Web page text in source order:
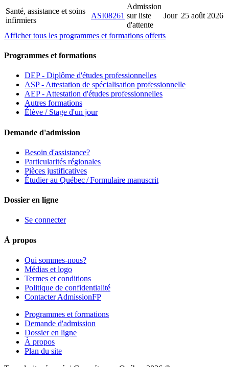
Santé, assistance et soins
infirmiers
ASI08261
Admission
sur liste
d'attente
Jour 25 août 2026
Afficher tous les programmes et formations offerts
Programmes et formations
DEP - Diplôme d'études professionnelles
ASP - Attestation de spécialisation professionnelle
AEP - Attestation d'études professionnelles
Autres formations
Élève / Stage d'un jour
Demande d'admission
Besoin d'assistance?
Particularités régionales
Pièces justificatives
Étudier au Québec / Formulaire manuscrit
Dossier en ligne
Se connecter
À propos
Qui sommes-nous?
Médias et logo
Termes et conditions
Politique de confidentialité
Contacter AdmissionFP
Programmes et formations
Demande d'admission
Dossier en ligne
À propos
Plan du site